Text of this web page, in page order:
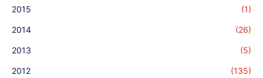
2015 (1)
2014 (26)
2013 (5)
2012 (135)